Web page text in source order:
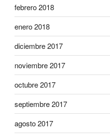
febrero 2018
enero 2018
diciembre 2017
noviembre 2017
octubre 2017
septiembre 2017
agosto 2017